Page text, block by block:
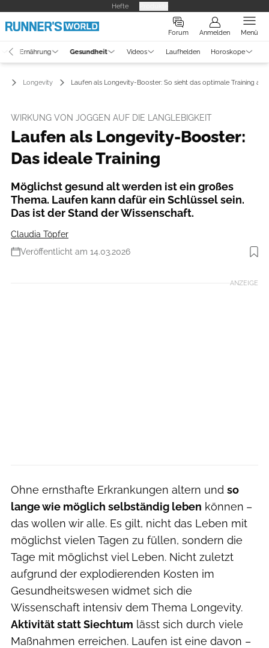
Hefte
Forum Anmelden Menü
Ernährung Gesundheit Videos Laufhelden Horoskope
Longevity Laufen als Longevity-Booster: So sieht das optimale Training aus
WIRKUNG VON JOGGEN AUF DIE LANGLEBIGKEIT
Laufen als Longevity-Booster:
Das ideale Training
Möglichst gesund alt werden ist ein großes
Thema. Laufen kann dafür ein Schlüssel sein.
Das ist der Stand der Wissenschaft.
Claudia Töpfer
Veröffentlicht am 14.03.2026
Foto: Getty Images
ANZEIGE
Ohne ernsthafte Erkrankungen altern und so
lange wie möglich selbständig leben können –
das wollen wir alle. Es gilt, nicht das Leben mit
möglichst vielen Tagen zu füllen, sondern die
Tage mit möglichst viel Leben. Nicht zuletzt
aufgrund der explodierenden Kosten im
Gesundheitswesen widmet sich die
Wissenschaft intensiv dem Thema Longevity.
Aktivität statt Siechtum lässt sich durch viele
Maßnahmen erreichen. Laufen ist eine davon –